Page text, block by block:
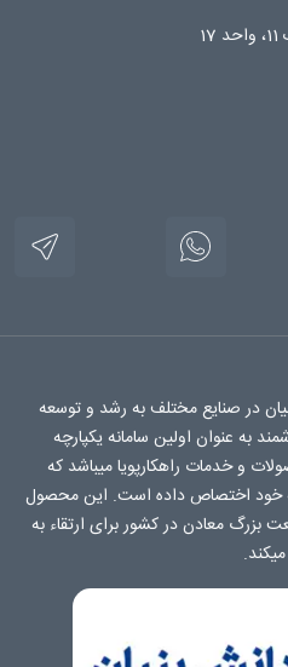
در صنایع مختلف به رشد و توسعه
به عنوان اولین سامانه یکپارچه
و خدمات راهکارپویا میباشد که
خود اختصاص داده است. این محصول
بزرگ معادن در کشور برای ارتقاء به